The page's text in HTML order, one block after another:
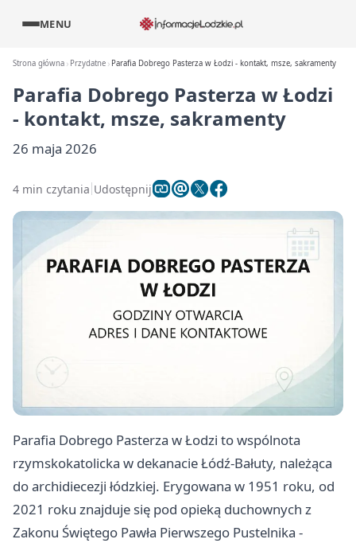
MENU
Strona główna Przydatne Parafia Dobrego Pasterza w Łodzi - kontakt, msze, sakramenty
Parafia Dobrego Pasterza w Łodzi
- kontakt, msze, sakramenty
26 maja 2026
4 min czytania Udostępnij
Parafia Dobrego Pasterza w Łodzi to wspólnota
rzymskokatolicka w dekanacie Łódź-Bałuty, należąca
do archidiecezji łódzkiej. Erygowana w 1951 roku, od
2021 roku znajduje się pod opieką duchownych z
Zakonu Świętego Pawła Pierwszego Pustelnika -